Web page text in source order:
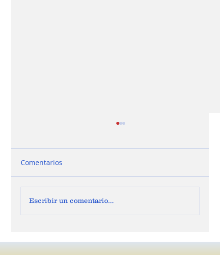
SECRETARIO GENERAL DE LA COMISIÓN
Comentarios
Escribir un comentario...